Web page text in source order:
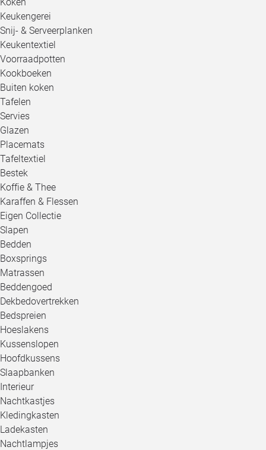
Keukengerei
Snij- & Serveerplanken
Keukentextiel
Voorraadpotten
Kookboeken
Buiten koken
Tafelen
Servies
Glazen
Placemats
Tafeltextiel
Bestek
Koffie & Thee
Karaffen & Flessen
Eigen Collectie
Slapen
Bedden
Boxsprings
Matrassen
Beddengoed
Dekbedovertrekken
Bedspreien
Hoeslakens
Kussenslopen
Hoofdkussens
Slaapbanken
Interieur
Nachtkastjes
Kledingkasten
Ladekasten
Nachtlampjes